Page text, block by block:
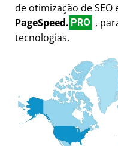
de otimização de SEO
PageSpeed. PRO ,
tecnologias.